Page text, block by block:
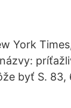
York
byť S. 83,